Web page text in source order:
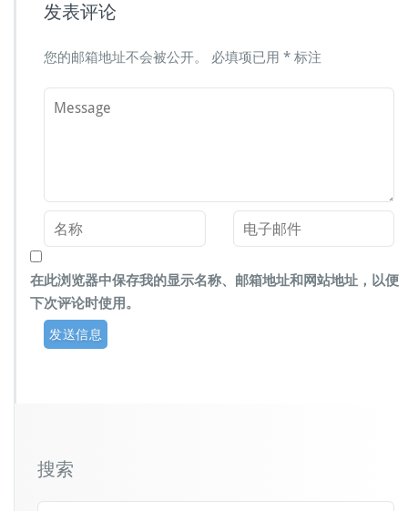
发表评论
您的邮箱地址不会被公开。 必填项已用 * 标注
在此浏览器中保存我的显示名称、邮箱地址和网站地址，以便
下次评论时使用。
搜索